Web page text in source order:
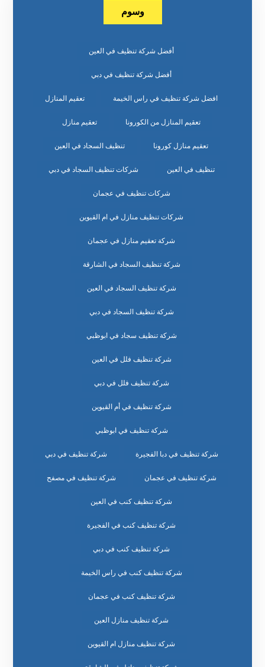
وسوم
أفضل شركة تنظيف في العين
أفضل شركة تنظيف في دبي
افضل شركة تنظيف في راس الخيمة تعقيم المنازل
تعقيم المنازل من الكورونا تعقيم منازل
تعقيم منازل كورونا تنظيف السجاد في العين
تنظيف في العين شركات تنظيف السجاد في دبي
شركات تنظيف في عجمان
شركات تنظيف منازل في ام القيوين
شركة تعقيم منازل في عجمان
شركة تنظيف السجاد في الشارقة
شركة تنظيف السجاد في العين
شركة تنظيف السجاد في دبي
شركة تنظيف سجاد في ابوظبي
شركة تنظيف فلل في العين
شركة تنظيف فلل في دبي
شركة تنظيف في أم القيوين
شركة تنظيف في ابوظبي
شركة تنظيف في دبا الفجيرة شركة تنظيف في دبي
شركة تنظيف في عجمان شركة تنظيف في مصفح
شركة تنظيف كنب في العين
شركة تنظيف كنب في الفجيرة
شركة تنظيف كنب في دبي
شركة تنظيف كنب في راس الخيمة
شركة تنظيف كنب في عجمان
شركة تنظيف منازل العين
شركة تنظيف منازل ام القيوين